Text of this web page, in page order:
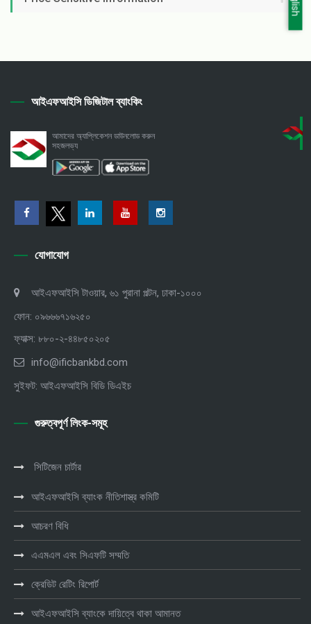
আইএফআইসি ডিজিটাল ব্যাংকিং
আমাদের অ্যাপ্লিকেশন ডাউনলোড করুন
সহজলভ্য
যোগাযোগ
আইএফআইসি টাওয়ার, ৬১ পুরানা পল্টন, ঢাকা-১০০০
ফোন: ০৯৬৬৬৭১৬২৫০
ফ্যাক্স: ৮৮০-২-৪৪৮৫০২০৫
info@ificbankbd.com
সুইফট: আইএফআইসি বিডি ডিএইচ
গুরুত্বপূর্ণ লিংক-সমূহ
সিটিজেন চার্টার
আইএফআইসি ব্যাংক নীতিশাস্ত্র কমিটি
আচরণ বিধি
এএমএল এবং সিএফটি সম্মতি
ক্রেডিট রেটিং রিপোর্ট
আইএফআইসি ব্যাংকে দায়িত্বে থাকা আমানত